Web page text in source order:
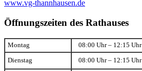
www.vg-thannhausen.de
Öffnungszeiten des Rathauses
Montag 08:00 Uhr – 12:15 Uhr
Dienstag 08:00 Uhr – 12:15 Uhr